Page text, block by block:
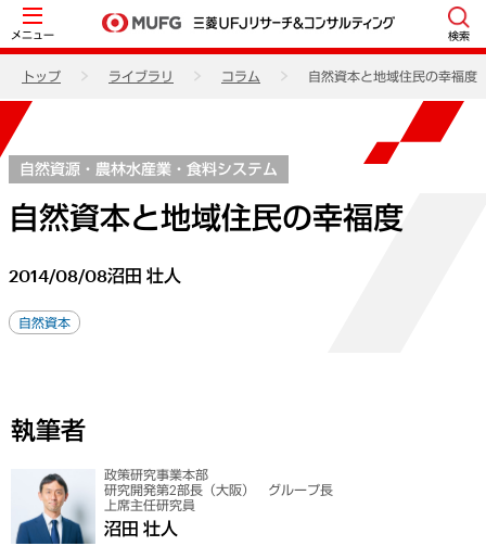
メニュー 検索
トップ ライブラリ コラム 自然資本と地域住民の幸福度
自然資源・農林水産業・食料システム
自然資本と地域住民の幸福度
2014/08/08沼田 壮人
自然資本
執筆者
政策研究事業本部
研究開発第2部長（大阪） グループ長
上席主任研究員
沼田 壮人